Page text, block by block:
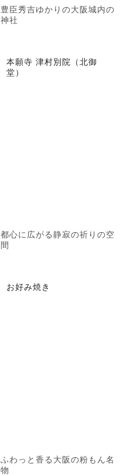
豊臣秀吉ゆかりの大阪城内の
神社
本願寺 津村別院（北御
堂）
都心に広がる静寂の祈りの空
間
お好み焼き
ふわっと香る大阪の粉もん名
物